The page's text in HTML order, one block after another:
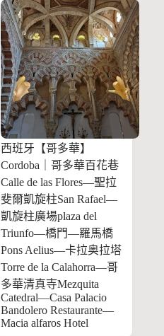
西班牙【哥多華】
Cordoba｜哥多華百花巷
Calle de las Flores—聖拉
斐爾凱旋柱San Rafael—
凱旋柱廣場plaza del
Triunfo—橋門—羅馬橋
Pons Aelius—卡拉奥拉塔
Torre de la Calahorra—哥
多華清真寺Mezquita
Catedral—Casa Palacio
Bandolero Restaurante—
Macia alfaros Hotel